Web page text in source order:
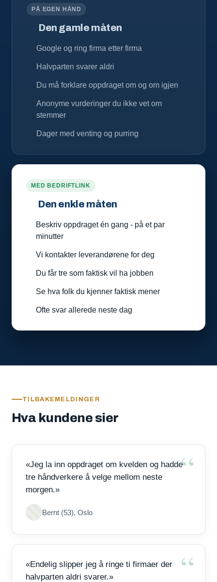
PÅ EGEN HÅND
Den gamle måten
Google og ring firma etter firma
Halvparten svarer aldri
Du må forklare oppdraget om og om igjen
Anonyme vurderinger du ikke vet om
stemmer
Dager med venting og purring
MED BEDRIFTLINK
Den enkle måten
Beskriv oppdraget én gang - på et par
minutter
Vi kontakter leverandørene for deg
Du får tre som faktisk vil ha jobben
Se hva folk du kjenner faktisk mener
Ofte svar allerede neste dag
TILBAKEMELDINGER
Hva kundene sier
«Jeg la inn oppdraget om kvelden og hadde
tre håndverkere å velge mellom neste
morgen.»
Bernt (53), Oslo
«Endelig slipper jeg å ringe ti firmaer der
halvparten aldri svarer.»